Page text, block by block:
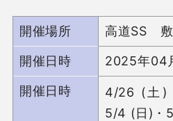
開催場所 高道SS 敷
開催日時 2025年04
開催日時
4/26 (土)
5/4 (日)・